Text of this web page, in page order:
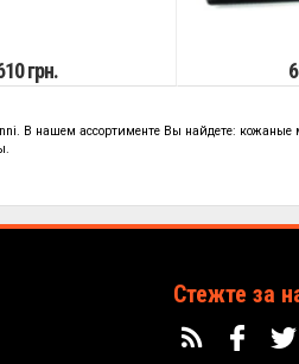
грн.
В нашем ассортименте Вы найдете:
Стежте за